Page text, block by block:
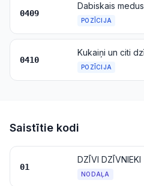
0409
Dabiskais medus
POZĪCIJA
0410
POZĪCIJA
Saistītie kodi
01
DZĪVI DZĪVNIEKI
NODAĻA